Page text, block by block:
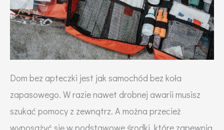
Dom bez apteczki jest jak samochód bez koła
zapasowego. W razie nawet drobnej awarii musisz
szukać pomocy z zewnątrz. A można przecież
wyposażyć się w podstawowe środki, które zapewnią